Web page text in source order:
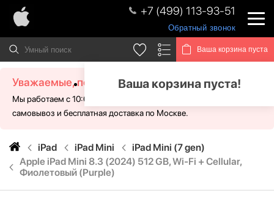
+7 (499) 113-93-51
Обратный звонок
Ваша корзина пуста
Ваша корзина пуста!
Уважаемые, посетители!
Мы работаем с 10:00 - 21:00 без выходных. Для Вас доступен
самовывоз и бесплатная доставка по Москве.
iPad iPad Mini
iPad Mini (7 gen)
Apple iPad Mini 8.3 (2024) 512 GB, Wi-Fi + Cellular,
Фиолетовый (Purple)